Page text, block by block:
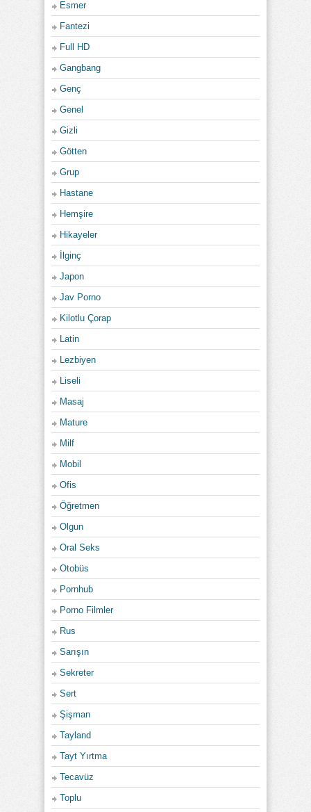
Esmer
Fantezi
Full HD
Gangbang
Genç
Genel
Gizli
Götten
Grup
Hastane
Hemşire
Hikayeler
İlginç
Japon
Jav Porno
Kilotlu Çorap
Latin
Lezbiyen
Liseli
Masaj
Mature
Milf
Mobil
Ofis
Öğretmen
Olgun
Oral Seks
Otobüs
Pornhub
Porno Filmler
Rus
Sarışın
Sekreter
Sert
Şişman
Tayland
Tayt Yırtma
Tecavüz
Toplu